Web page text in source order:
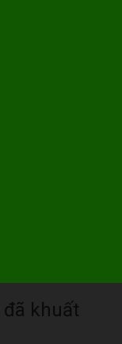
khuất